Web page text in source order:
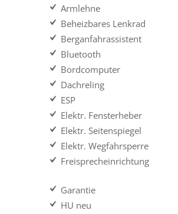
Armlehne
Beheizbares Lenkrad
Berganfahrassistent
Bluetooth
Bordcomputer
Dachreling
ESP
Elektr. Fensterheber
Elektr. Seitenspiegel
Elektr. Wegfahrsperre
Freisprecheinrichtung
Garantie
HU neu